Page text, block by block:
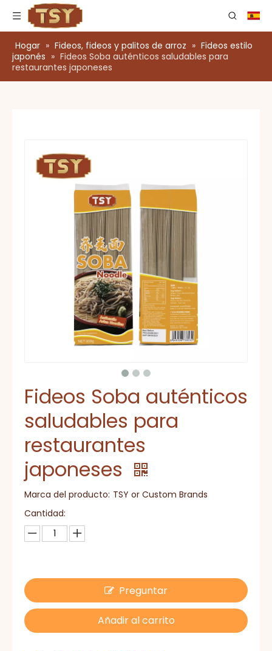
Hogar » Fideos, fideos y palitos de arroz » Fideos estilo
japonés » Fideos Soba auténticos saludables para
restaurantes japoneses
Fideos Soba auténticos
saludables para
restaurantes
japoneses
Marca del producto: TSY or Custom Brands
Cantidad:
Preguntar
Añadir al carrito